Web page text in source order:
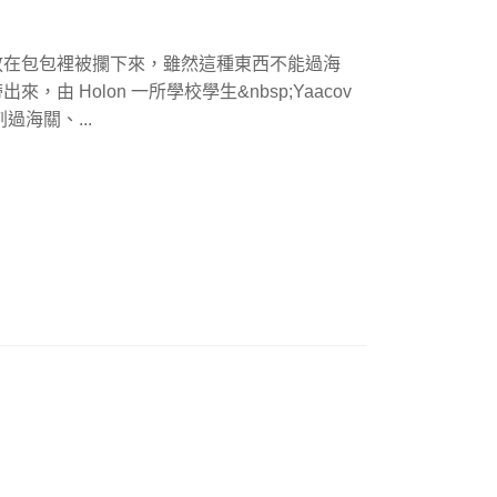
包包裡被攔下來，雖然這種東西不能過海
來，由 Holon 一所學校學生&nbsp;Yaacov
過海關、...